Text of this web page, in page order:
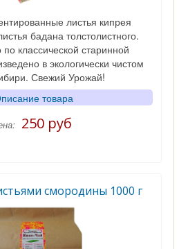
листья кипрея
бадана толстолистного.
классической старинной
в экологически чистом
Свежий Урожай!
товара
250 руб
смородины 1000 г